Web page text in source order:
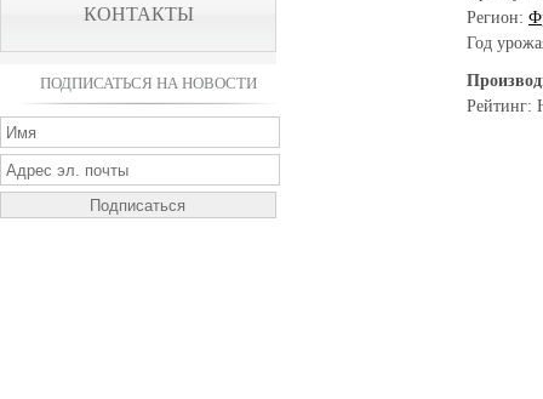
КОНТАКТЫ
ПОДПИСАТЬСЯ НА НОВОСТИ
Регион:
Год
Рейтинг: